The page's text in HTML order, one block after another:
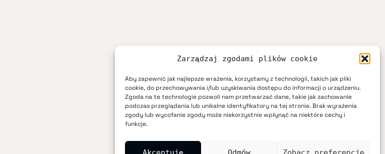
Zarządzaj zgodami plików cookie
Aby zapewnić jak najlepsze wrażenia, korzystamy z technologii, takich jak pliki
cookie, do przechowywania i/lub uzyskiwania dostępu do informacji o urządzeniu.
Zgoda na te technologie pozwoli nam przetwarzać dane, takie jak zachowanie
podczas przeglądania lub unikalne identyfikatory na tej stronie. Brak wyrażenia
zgody lub wycofanie zgody może niekorzystnie wpłynąć na niektóre cechy i
funkcje.